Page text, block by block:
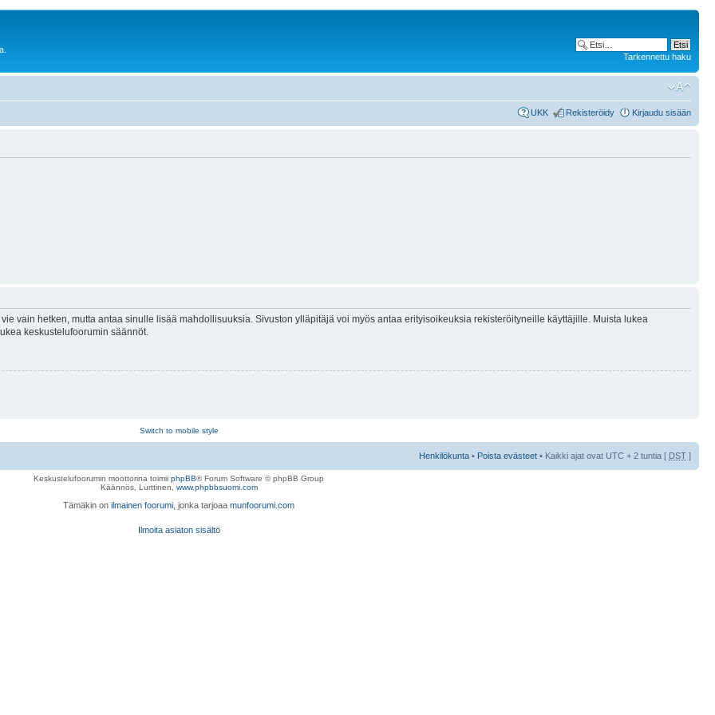
Tarkennettu haku
UKK Rekisteröidy Kirjaudu sisään
vain hetken, mutta antaa sinulle lisää mahdollisuuksia. Sivuston ylläpitäjä voi myös antaa erityisoikeuksia rekisteröityneille käyttäjille. Muista lukea
keskustelufoorumin säännöt.
Switch to mobile style
Henkilökunta • Poista evästeet • Kaikki ajat ovat UTC + 2 tuntia [ DST ]
Keskustelufoorumin moottorina toimii phpBB® Forum Software © phpBB Group
Käännös, Lurttinen, www.phpbbsuomi.com
Tämäkin on ilmainen foorumi , jonka tarjoaa munfoorumi.com
Ilmoita asiaton sisältö